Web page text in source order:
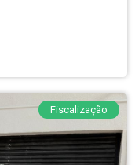
Fiscalização